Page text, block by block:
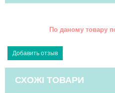
По даному товару
СХОЖІ ТОВАРИ